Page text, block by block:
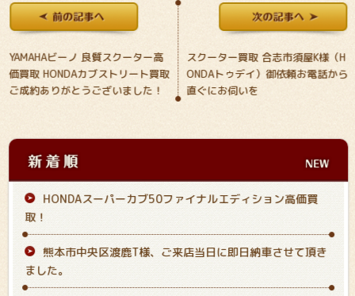
YAMAHAビーノ 良質スクーター高
価買取 HONDAカブストリート買取
ご成約ありがとうございました！
スクーター買取 合志市須屋K様（H
ONDAトゥデイ）御依頼お電話から
直ぐにお伺いを
HONDAスーパーカブ50ファイナルエディション高価買
取！
熊本市中央区渡鹿T様、ご来店当日に即日納車させて頂き
ました。